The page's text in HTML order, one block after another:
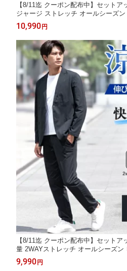
【8/11迄 クーポン配布中】セット
ジャージ ストレッチ オールシーズ
ビジネス ビジカジ カジュアル スー
ブラック ネイビー グレー チャコー
き 対象商品】
10,990円
【8/11迄 クーポン配布中】セット
量 2WAYストレッチ オールシーズ
素材 テーパードパンツ 上下セット
通勤対応 セットアップ 春夏 秋冬【
9,990円